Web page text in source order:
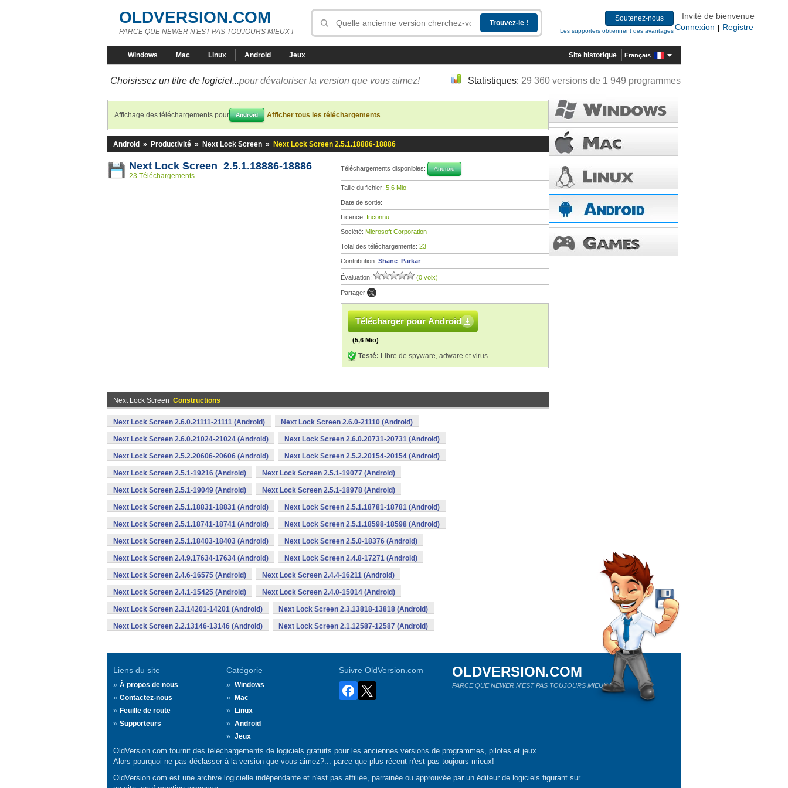
OLDVERSION.COM
PARCE QUE NEWER N'EST PAS TOUJOURS MIEUX !
Soutenez-nous
Les supporters obtiennent des avantages
Invité de bienvenue
Connexion
Registre
Windows Mac Linux Android Jeux Site historique Français
Choisissez un titre de logiciel...pour dévaloriser la version que vous aimez! Statistiques: 29 360 versions de 1 949 programmes
Affichage des téléchargements pour Android Afficher tous les téléchargements
Android » Productivité » Next Lock Screen » Next Lock Screen 2.5.1.18886-18886
Next Lock Screen 2.5.1.18886-18886
23 Téléchargements
Téléchargements disponibles: Android
Taille du fichier: 5,6 Mio
Date de sortie:
Licence: Inconnu
Société: Microsoft Corporation
Total des téléchargements: 23
Contribution: Shane_Parkar
Évaluation: (0 voix)
Partager:
Télécharger pour Android
(5,6 Mio)
Testé: Libre de spyware, adware et virus
Next Lock Screen Constructions
Next Lock Screen 2.6.0.21111-21111 (Android) Next Lock Screen 2.6.0-21110 (Android)
Next Lock Screen 2.6.0.21024-21024 (Android) Next Lock Screen 2.6.0.20731-20731 (Android)
Next Lock Screen 2.5.2.20606-20606 (Android) Next Lock Screen 2.5.2.20154-20154 (Android)
Next Lock Screen 2.5.1-19216 (Android) Next Lock Screen 2.5.1-19077 (Android)
Next Lock Screen 2.5.1-19049 (Android) Next Lock Screen 2.5.1-18978 (Android)
Next Lock Screen 2.5.1.18831-18831 (Android) Next Lock Screen 2.5.1.18781-18781 (Android)
Next Lock Screen 2.5.1.18741-18741 (Android) Next Lock Screen 2.5.1.18598-18598 (Android)
Next Lock Screen 2.5.1.18403-18403 (Android) Next Lock Screen 2.5.0-18376 (Android)
Next Lock Screen 2.4.9.17634-17634 (Android) Next Lock Screen 2.4.8-17271 (Android)
Next Lock Screen 2.4.6-16575 (Android) Next Lock Screen 2.4.4-16211 (Android)
Next Lock Screen 2.4.1-15425 (Android) Next Lock Screen 2.4.0-15014 (Android)
Next Lock Screen 2.3.14201-14201 (Android) Next Lock Screen 2.3.13818-13818 (Android)
Next Lock Screen 2.2.13146-13146 (Android) Next Lock Screen 2.1.12587-12587 (Android)
Liens du site
À propos de nous
Contactez-nous
Feuille de route
Supporteurs
Catégorie
Windows
Mac
Linux
Android
Jeux
Suivre OldVersion.com OLDVERSION.COM
PARCE QUE NEWER N'EST PAS TOUJOURS MIEUX !
OldVersion.com fournit des téléchargements de logiciels gratuits pour les anciennes versions de programmes, pilotes et jeux.
Alors pourquoi ne pas déclasser à la version que vous aimez?... parce que plus récent n'est pas toujours mieux!
OldVersion.com est une archive logicielle indépendante et n'est pas affiliée, parrainée ou approuvée par un éditeur de logiciels figurant sur